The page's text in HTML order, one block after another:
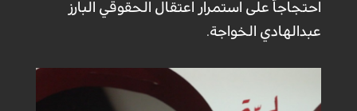
احتجاجاً على استمرار اعتقال الحقوقي البارز
عبدالهادي الخواجة.